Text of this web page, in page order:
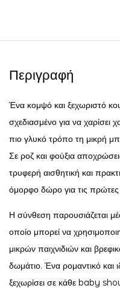
Περιγραφή
Ένα κομψό και ξεχωριστό
σχεδιασμένο για να χαρίσει
πιο γλυκό τρόπο τη μικρή
Σε ροζ και φούξια
τρυφερή αισθητική και
όμορφο δώρο για τις
Η σύνθεση παρουσιάζεται
οποίο μπορεί να
μικρών παιχνιδιών και
δωμάτιο. Ένα ρομαντικό και
ξεχωρίσει σε κάθε baby